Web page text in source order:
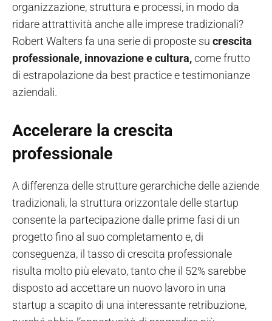
organizzazione, struttura e processi, in modo da
ridare attrattività anche alle imprese tradizionali?
Robert Walters fa una serie di proposte su crescita
professionale, innovazione e cultura,come frutto
di estrapolazione da best practice e testimonianze
aziendali.
Accelerare la crescita
professionale
A differenza delle strutture gerarchiche delle aziende
tradizionali, la struttura orizzontale delle startup
consente la partecipazione dalle prime fasi di un
progetto fino al suo completamento e, di
conseguenza, il tasso di crescita professionale
risulta molto più elevato, tanto che il 52% sarebbe
disposto ad accettare un nuovo lavoro in una
startup a scapito di una interessante retribuzione,